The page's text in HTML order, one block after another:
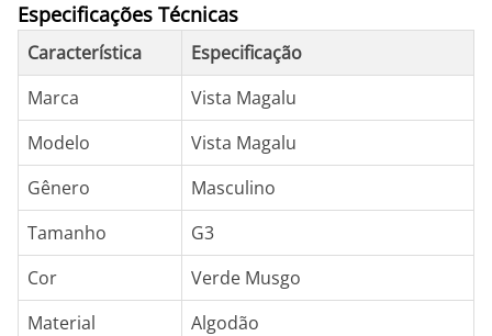
Especificações Técnicas
Característica
Especificação
Marca
Vista Magalu
Modelo
Vista Magalu
Gênero
Masculino
Tamanho
G3
Cor
Verde Musgo
Material
Algodão